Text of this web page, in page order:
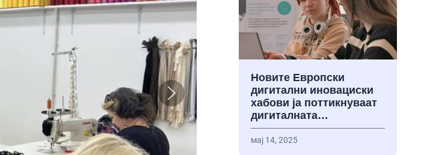
Новите Европски
дигитални иновациски
хабови ја поттикнуваат
дигиталната…
мај 14, 2025